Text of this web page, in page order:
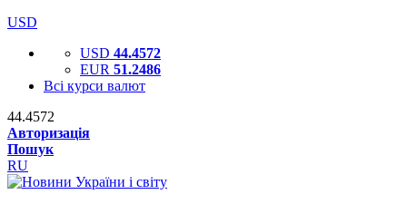
USD
USD 44.4572
EUR 51.2486
Всі курси валют
44.4572
Авторизація
Пошук
RU